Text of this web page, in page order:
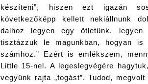
készíteni”, hiszen ezt igazán
következőképp kellett nekiállnunk
dalhoz legyen egy ötletünk, legyen
tisztázzuk le magunkban, hogyan
számhoz.” Ezért is emlékszem,
Little 15-nel. A legeslegvégére
vegyünk rajta „fogást”. Tudod,